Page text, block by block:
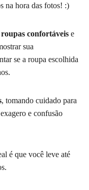
na hora das fotos! :)
roupas confortáveis e
sua
se a roupa escolhida
, tomando cuidado para
e confusão
é que você leve até